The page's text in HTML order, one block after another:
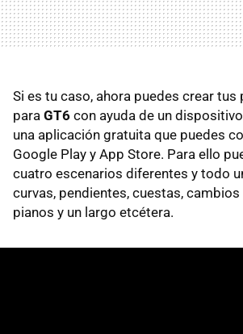
Si es tu caso, ahora puedes crear
para GT6 con ayuda de un
una aplicación gratuita que puedes
Google Play y App Store. Para ello
cuatro escenarios diferentes y todo
curvas, pendientes, cuestas, cambios
pianos y un largo etcétera.